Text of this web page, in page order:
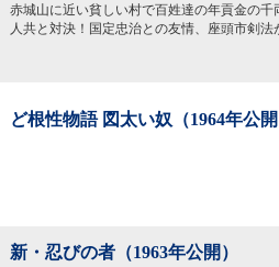
赤城山に近い貧しい村で百姓達の年貢金の
人共と対決！国定忠治との友情、座頭市剣
ど根性物語 図太い奴（1964年公
新・忍びの者（1963年公開）